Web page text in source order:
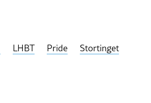
LHBT Pride Stortinget